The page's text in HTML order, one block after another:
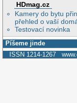
HDmag.cz
Kamery do bytu
přehled o vaší
Testovací novinka
Píšeme jinde
ISSN 1214-1267